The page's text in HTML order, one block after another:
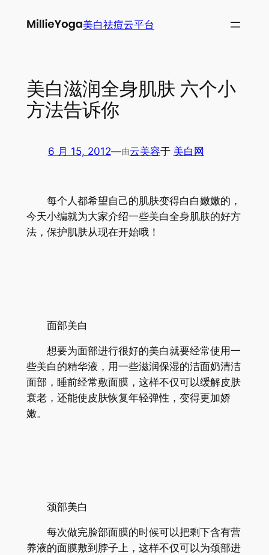
美白祛痘云平台
美白滋润全身肌肤 六个小
方法告诉你
6 月 15, 2012—由云美容于 美白网
每个人都希望自己的肌肤变得白白嫩嫩的，
今天小编就为大家介绍一些美白全身肌肤的好方
法，保护肌肤从现在开始哦！
面部美白
想要为面部进行很好的美白就要经常使用一
些美白的精华液，用一些滋润保湿的洁面奶清洁
面部，睡前经常敷面膜，这样不仅可以缓解皮肤
衰老，还能使皮肤恢复年轻弹性，变得更加娇
嫩。
颈部美白
每次做完脸部面膜的时候可以把剩下含有营
养液的面膜敷到脖子上，这样不仅可以为颈部进